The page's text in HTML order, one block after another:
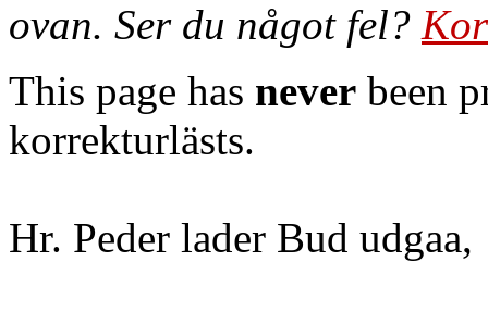
ovan. Ser du något fel?
This page has never been
korrekturlästs.
Hr. Peder lader Bud udgaa,